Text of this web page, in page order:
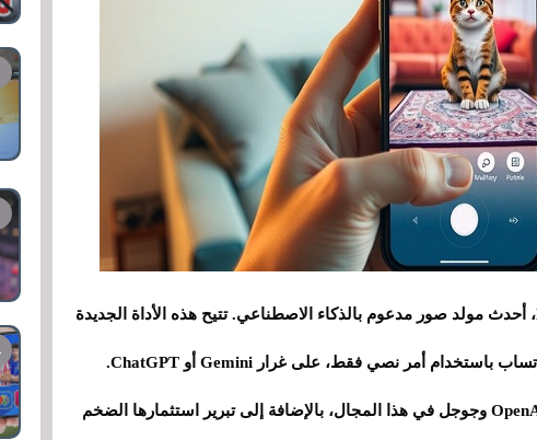
كشفت شركة ميتا النقاب عن Muse Image، أحدث مولد صور مدعوم بالذكاء الاصطناعي. تتيح هذه الأداة الجديدة
للمستخدمين إنشاء صور داخل إنستغرام وواتساب باستخدام أمر نصي فقط، على غرار Gemini أو ChatGPT.
وبهذا الإطلاق، تهدف الشركة إلى منافسة OpenAI وجوجل في هذا المجال، بالإضافة إلى تبرير استثمارها الضخم